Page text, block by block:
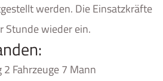
werden. Die Einsatzkräfte
Stunde wieder ein.
Fahrzeuge 7 Mann